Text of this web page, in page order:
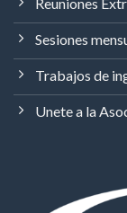
Sesiones
Trabajos de
Unete a la